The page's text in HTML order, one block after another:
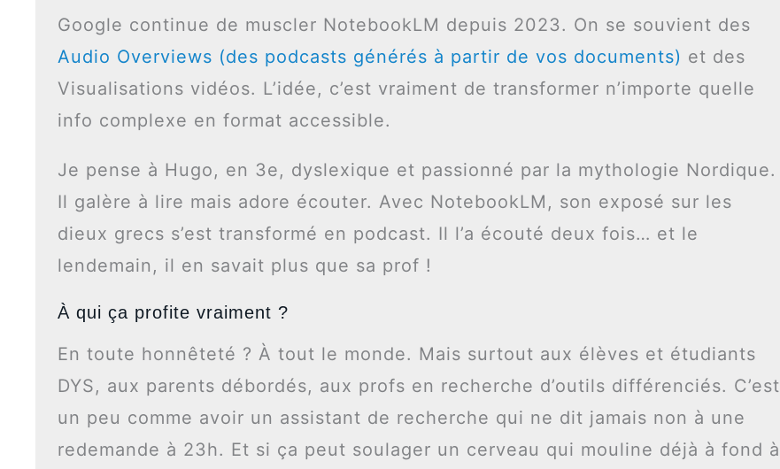
Google continue de muscler NotebookLM depuis 2023. On se souvient des
Audio Overviews (des podcasts générés à partir de vos documents) et des
Visualisations vidéos. L’idée, c’est vraiment de transformer n’importe quelle
info complexe en format accessible.
Je pense à Hugo, en 3e, dyslexique et passionné par la mythologie Nordique.
Il galère à lire mais adore écouter. Avec NotebookLM, son exposé sur les
dieux grecs s’est transformé en podcast. Il l’a écouté deux fois… et le
lendemain, il en savait plus que sa prof !
À qui ça profite vraiment ?
En toute honnêteté ? À tout le monde. Mais surtout aux élèves et étudiants
DYS, aux parents débordés, aux profs en recherche d’outils différenciés. C’est
un peu comme avoir un assistant de recherche qui ne dit jamais non à une
redemande à 23h. Et si ça peut soulager un cerveau qui mouline déjà à fond à